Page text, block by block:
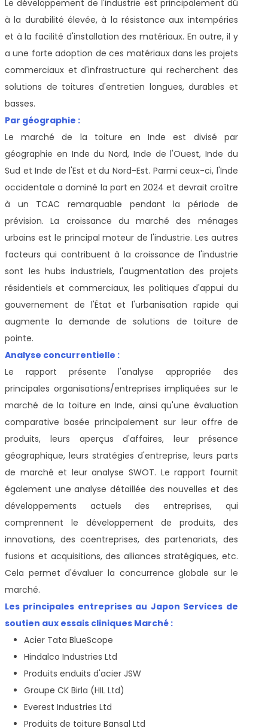
Le développement de l'industrie est principalement dû
à la durabilité élevée, à la résistance aux intempéries
et à la facilité d'installation des matériaux. En outre, il y
a une forte adoption de ces matériaux dans les projets
commerciaux et d'infrastructure qui recherchent des
solutions de toitures d'entretien longues, durables et
basses.
Par géographie :
Le marché de la toiture en Inde est divisé par
géographie en Inde du Nord, Inde de l'Ouest, Inde du
Sud et Inde de l'Est et du Nord-Est. Parmi ceux-ci, l'Inde
occidentale a dominé la part en 2024 et devrait croître
à un TCAC remarquable pendant la période de
prévision. La croissance du marché des ménages
urbains est le principal moteur de l'industrie. Les autres
facteurs qui contribuent à la croissance de l'industrie
sont les hubs industriels, l'augmentation des projets
résidentiels et commerciaux, les politiques d'appui du
gouvernement de l'État et l'urbanisation rapide qui
augmente la demande de solutions de toiture de
pointe.
Analyse concurrentielle :
Le rapport présente l'analyse appropriée des
principales organisations/entreprises impliquées sur le
marché de la toiture en Inde, ainsi qu'une évaluation
comparative basée principalement sur leur offre de
produits, leurs aperçus d'affaires, leur présence
géographique, leurs stratégies d'entreprise, leurs parts
de marché et leur analyse SWOT. Le rapport fournit
également une analyse détaillée des nouvelles et des
développements actuels des entreprises, qui
comprennent le développement de produits, des
innovations, des coentreprises, des partenariats, des
fusions et acquisitions, des alliances stratégiques, etc.
Cela permet d'évaluer la concurrence globale sur le
marché.
Les principales entreprises au Japon Services de
soutien aux essais cliniques Marché :
Acier Tata BlueScope
Hindalco Industries Ltd
Produits enduits d'acier JSW
Groupe CK Birla (HIL Ltd)
Everest Industries Ltd
Produits de toiture Bansal Ltd